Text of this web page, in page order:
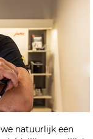
natuurlijk een